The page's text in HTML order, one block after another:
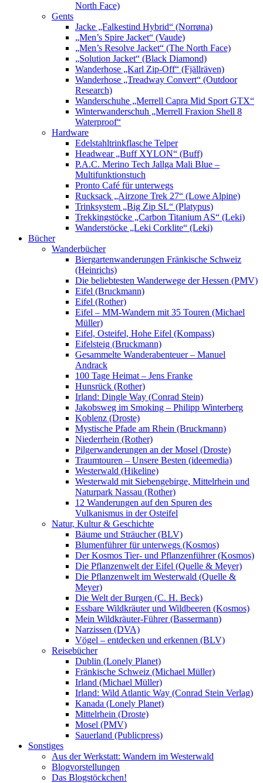
North Face)
Gents
Jacke „Falkestind Hybrid“ (Norrøna)
„Men’s Spire Jacket“ (Vaude)
„Men’s Resolve Jacket“ (The North Face)
„Solution Jacket“ (Black Diamond)
Wanderhose „Karl Zip-Off“ (Fjällräven)
Wanderhose „Treadway Convert“ (Outdoor
Research)
Wanderschuhe „Merrell Capra Mid Sport GTX“
Winterwanderschuh „Merrell Fraxion Shell 8
Waterproof“
Hardware
Edelstahltrinkflasche Telper
Headwear „Buff XYLON“ (Buff)
P.A.C. Merino Tech Jallga Mali Blue –
Multifunktionstuch
Pronto Café für unterwegs
Rucksack „Airzone Trek 27“ (Lowe Alpine)
Trinksystem „Big Zip SL“ (Platypus)
Trekkingstöcke „Carbon Titanium AS“ (Leki)
Wanderstöcke „Leki Corklite“ (Leki)
Bücher
Wanderbücher
Biergartenwanderungen Fränkische Schweiz
(Heinrichs)
Die beliebtesten Wanderwege der Hessen (PMV)
Eifel (Bruckmann)
Eifel (Rother)
Eifel – MM-Wandern mit 35 Touren (Michael
Müller)
Eifel, Osteifel, Hohe Eifel (Kompass)
Eifelsteig (Bruckmann)
Gesammelte Wanderabenteuer – Manuel
Andrack
100 Tage Heimat – Jens Franke
Hunsrück (Rother)
Irland: Dingle Way (Conrad Stein)
Jakobsweg im Smoking – Philipp Winterberg
Koblenz (Droste)
Mystische Pfade am Rhein (Bruckmann)
Niederrhein (Rother)
Pilgerwanderungen an der Mosel (Droste)
Traumtouren – Unsere Besten (ideemedia)
Westerwald (Hikeline)
Westerwald mit Siebengebirge, Mittelrhein und
Naturpark Nassau (Rother)
12 Wanderungen auf den Spuren des
Vulkanismus in der Osteifel
Natur, Kultur & Geschichte
Bäume und Sträucher (BLV)
Blumenführer für unterwegs (Kosmos)
Der Kosmos Tier- und Pflanzenführer (Kosmos)
Die Pflanzenwelt der Eifel (Quelle & Meyer)
Die Pflanzenwelt im Westerwald (Quelle &
Meyer)
Die Welt der Burgen (C. H. Beck)
Essbare Wildkräuter und Wildbeeren (Kosmos)
Mein Wildkräuter-Führer (Bassermann)
Narzissen (DVA)
Vögel – entdecken und erkennen (BLV)
Reisebücher
Dublin (Lonely Planet)
Fränkische Schweiz (Michael Müller)
Irland (Michael Müller)
Irland: Wild Atlantic Way (Conrad Stein Verlag)
Kanada (Lonely Planet)
Mittelrhein (Droste)
Mosel (PMV)
Sauerland (Publicpress)
Sonstiges
Aus der Werkstatt: Wandern im Westerwald
Blogvorstellungen
Das Blogstöckchen!